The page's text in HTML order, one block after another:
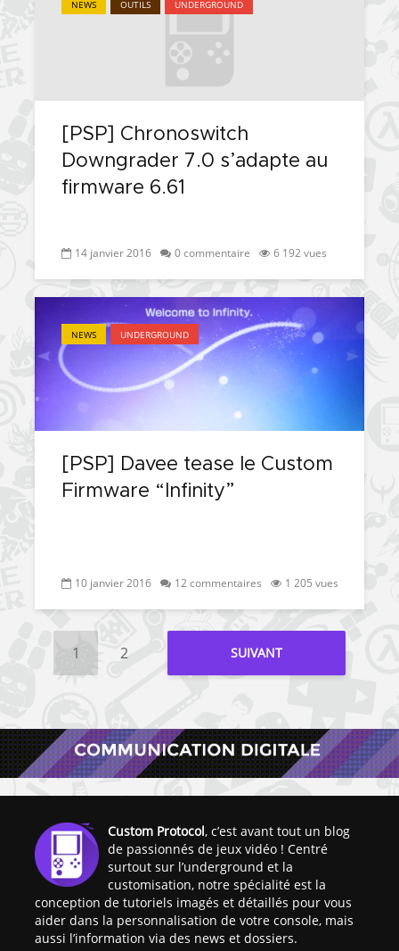
NEWS OUTILS UNDERGROUND
[PSP] Chronoswitch
Downgrader 7.0 s’adapte au
firmware 6.61
14 janvier 2016 0 commentaire 6 192 vues
NEWS UNDERGROUND
[PSP] Davee tease le Custom
Firmware “Infinity”
10 janvier 2016 12 commentaires 1 205 vues
1 2 SUIVANT
Custom Protocol, c’est avant tout un blog
de passionnés de jeux vidéo ! Centré
surtout sur l’underground et la
customisation, notre spécialité est la
conception de tutoriels imagés et détaillés pour vous
aider dans la personnalisation de votre console, mais
aussi l’information via des news et dossiers.